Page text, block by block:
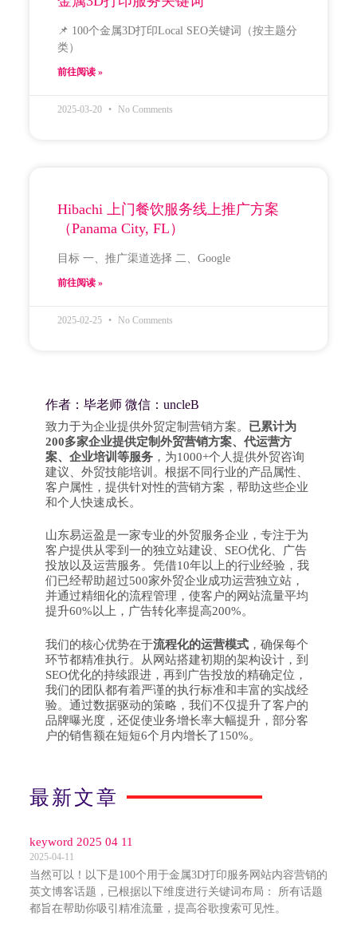
📌 100个金属3D打印Local SEO关键词（按主题分
类）
前往阅读 »
2025-03-20 No Comments
Hibachi 上门餐饮服务线上推广方案
（Panama City, FL）
目标 一、推广渠道选择 二、Google
前往阅读 »
2025-02-25 No Comments
作者：毕老师 微信：uncleB
致力于为企业提供外贸定制营销方案。 已累计为
200多家企业提供定制外贸营销方案、代运营方
案、企业培训等服务，为1000+个人提供外贸咨询
建议、外贸技能培训。根据不同行业的产品属性、
客户属性，提供针对性的营销方案，帮助这些企业
和个人快速成长。
山东易运盈是一家专业的外贸服务企业，专注于为
客户提供从零到一的独立站建设、SEO优化、广告
投放以及运营服务。凭借10年以上的行业经验，我
们已经帮助超过500家外贸企业成功运营独立站，
并通过精细化的流程管理，使客户的网站流量平均
提升60%以上，广告转化率提高200%。
我们的核心优势在于流程化的运营模式，确保每个
环节都精准执行。从网站搭建初期的架构设计，到
SEO优化的持续跟进，再到广告投放的精确定位，
我们的团队都有着严谨的执行标准和丰富的实战经
验。通过数据驱动的策略，我们不仅提升了客户的
品牌曝光度，还促使业务增长率大幅提升，部分客
户的销售额在短短6个月内增长了150%。
最新文章
keyword 2025 04 11
2025-04-11
当然可以！以下是100个用于金属3D打印服务网站内容营销的
英文博客话题，已根据以下维度进行关键词布局： 所有话题
都旨在帮助你吸引精准流量，提高谷歌搜索可见性。